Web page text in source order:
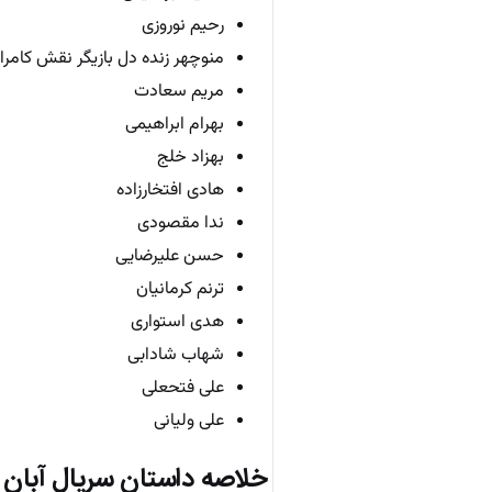
رحیم نوروزی
منوچهر زنده دل بازیگر نقش
مریم سعادت
بهرام ابراهیمی
بهزاد خلج
هادی افتخارزاده
ندا مقصودی
حسن علیرضایی
ترنم کرمانیان
هدی استواری
شهاب شادابی
علی فتحعلی
علی ولیانی
خلاصه‌ داستان سریال آبان